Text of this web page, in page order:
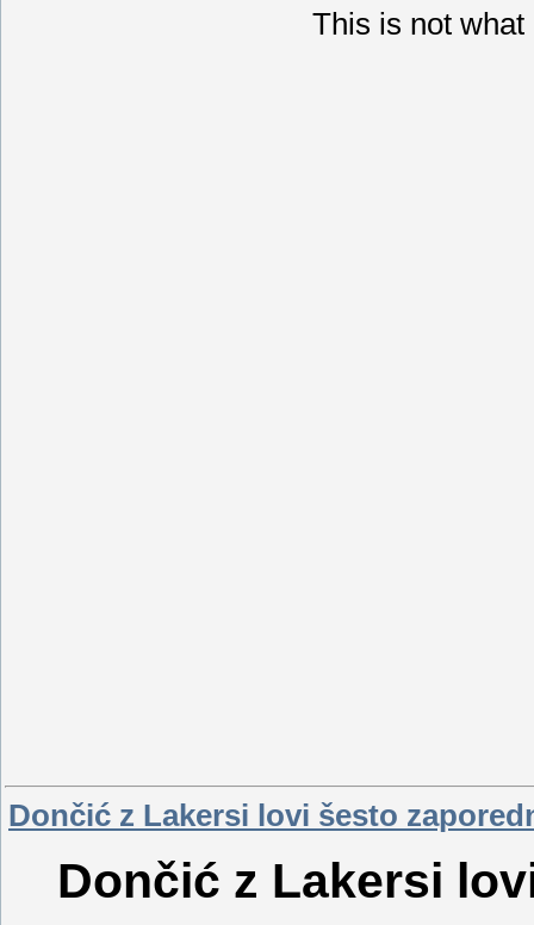
This is not
Dončić z Lakersi lovi šesto
Dončić z Lakersi